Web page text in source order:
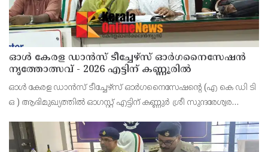
ഓൾ കേരള ഡാൻസ് ടീച്ചേഴ്സ് ഓർഗനൈസേഷൻ
നൃത്തോത്സവ് - 2026 എട്ടിന് കണ്ണൂരിൽ
ഓൾ കേരള ഡാൻസ് ടീച്ചേഴ്സ് ഓർഗനൈസേഷൻ്റെ (എ കെ ഡി ടി
ഒ ) ആഭിമുഖ്യത്തിൽ ഓഗസ്റ്റ് എട്ടിന് കണ്ണുർ ശ്രീ സുന്ദരേശ്വര
സംഘാടകർ കണ്ണൂർ പ്രസ് ക്ളബ്ബിൽ വാർത്താ സമ